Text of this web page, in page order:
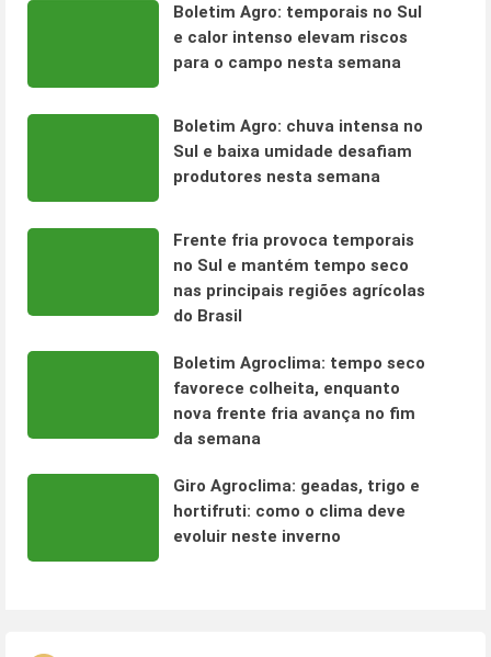
Boletim Agro: temporais no Sul
e calor intenso elevam riscos
para o campo nesta semana
Boletim Agro: chuva intensa no
Sul e baixa umidade desafiam
produtores nesta semana
Frente fria provoca temporais
no Sul e mantém tempo seco
nas principais regiões agrícolas
do Brasil
Boletim Agroclima: tempo seco
favorece colheita, enquanto
nova frente fria avança no fim
da semana
Giro Agroclima: geadas, trigo e
hortifruti: como o clima deve
evoluir neste inverno